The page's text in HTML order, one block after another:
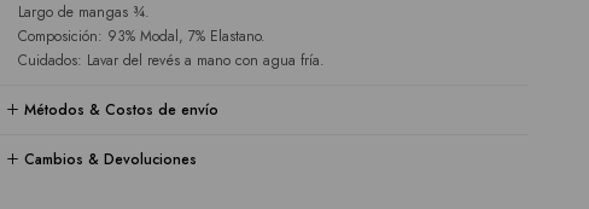
Largo de mangas ¾.
Composición: 93% Modal, 7% Elastano.
Cuidados: Lavar del revés a mano con agua fría.
Métodos & Costos de envío
Cambios & Devoluciones